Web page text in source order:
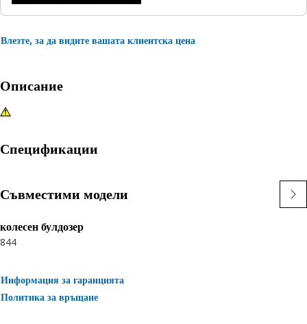
Влезте, за да видите вашата клиентска цена
Описание
Спецификации
Съвместими модели
колесен булдозер
844
Информация за гаранцията
Политика за връщане